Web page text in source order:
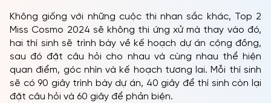
Không giống với những cuộc thi nhan sắc khác, Top 2
Miss Cosmo 2024 sẽ không thi ứng xử mà thay vào đó,
hai thí sinh sẽ trình bày về kế hoạch dự án cộng đồng,
sau đó đặt câu hỏi cho nhau và cùng nhau thể hiện
quan điểm, góc nhìn và kế hoạch tương lai. Mỗi thí sinh
sẽ có 90 giây trình bày dự án, 40 giây để thí sinh còn lại
đặt câu hỏi và 60 giây để phản biện.